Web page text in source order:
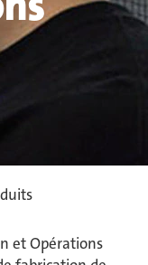
et Opérations